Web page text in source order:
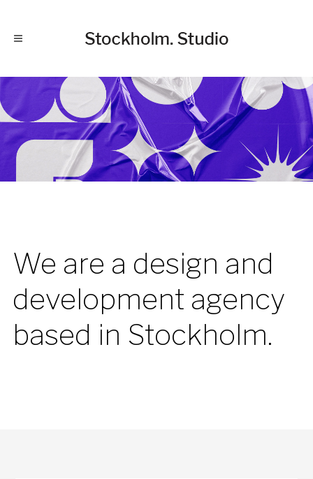
We are a design and
development agency
based in Stockholm.